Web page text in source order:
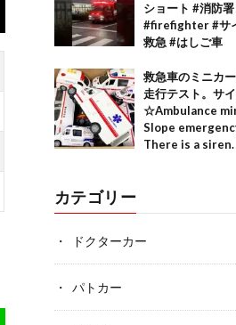
ショート #消防
#firefighter #サ
救急 #はしご車
救急車のミニカ
走行テスト。サ
☆Ambulance
Slope
There is a siren.
カテゴリー
ドクターカー
パトカー